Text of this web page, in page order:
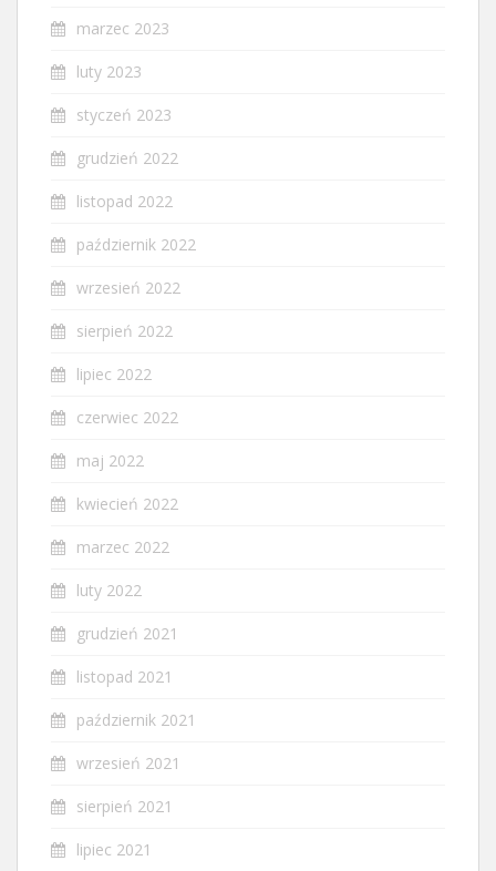
marzec 2023
luty 2023
styczeń 2023
grudzień 2022
listopad 2022
październik 2022
wrzesień 2022
sierpień 2022
lipiec 2022
czerwiec 2022
maj 2022
kwiecień 2022
marzec 2022
luty 2022
grudzień 2021
listopad 2021
październik 2021
wrzesień 2021
sierpień 2021
lipiec 2021